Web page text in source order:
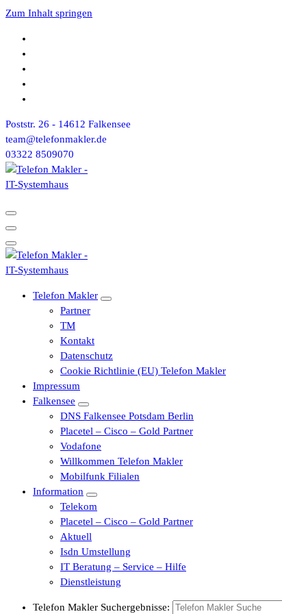
Zum Inhalt springen
Poststr. 26 - 14612 Falkensee
team@telefonmakler.de
03322 8509070
Telefon Makler
Partner
TM
Kontakt
Datenschutz
Cookie Richtlinie (EU) Telefon Makler
Impressum
Falkensee
DNS Falkensee Potsdam Berlin
Placetel – Cisco – Gold Partner
Vodafone
Willkommen Telefon Makler
Mobilfunk Filialen
Information
Telekom
Placetel – Cisco – Gold Partner
Aktuell
Isdn Umstellung
IT Beratung – Service – Hilfe
Dienstleistung
Telefon Makler Suchergebnisse: